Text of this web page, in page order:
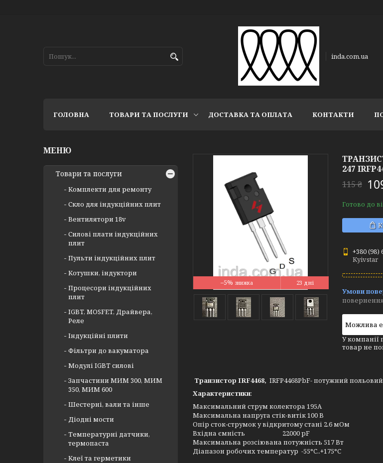
inda.com.ua
ГОЛОВНА ТОВАРИ ТА ПОСЛУГИ ДОСТАВКА ТА ОПЛАТА КОНТАКТИ
–5% 23 дні
247
115 ₴
Готово до
+380 (98)
Kyivstar
У компанії
товар не
Транзистор IRF4468, IRFP4468PbF- потужний
Характеристики:
Максимальний струм колектора 195А
Максимальна напруга стік-витік 100 В
Опір сток-струмок у відкритому стані 2.6 мОм
Вхідна ємність 22000 pF
Максимальна розсіювана потужність 517 Вт
Діапазон робочих температур -55°C..+175°C
Товари та послуги
Комплекти для ремонту
Скло для індукційних плит
Вентилятори 18v
Силові плати індукційних
плит
Пульти індукційних плит
Котушки, індуктори
Процесори індукційних
плит
IGBT, MOSFET, Драйвера,
Реле
Індукційні плити
Фільтри до вакуматора
Модулі IGBT cилові
Запчастини МИМ 300, МИМ
350, МИМ 600
Шестерні, вали та інше
Діодні мости
Температурні датчики,
термопаста
Клеї та герметики